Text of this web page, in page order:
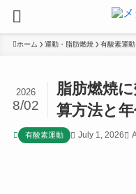
ホーム 運動・脂肪燃焼 有酸素運動
脂肪燃焼
算方法と
2026
8/02
有酸素運動 July 1, 2026